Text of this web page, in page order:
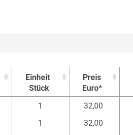
Einheit
Stück
Preis
Euro*
Einheit
Preis
Euro*
1
32,00
1
32,00